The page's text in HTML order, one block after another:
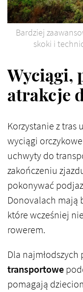
Bardziej
skoki i
Wyciągi,
atrakcje
Korzystanie z tras
wyciągi
uchwyty do
zakończeniu
pokonywać
Donovalach mają
które wcześniej
rowerem.
Dla
transportowe
pomagają